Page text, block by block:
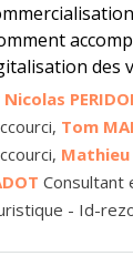
des
Nicolas
Tom
Mathieu
Consultant
- Id-